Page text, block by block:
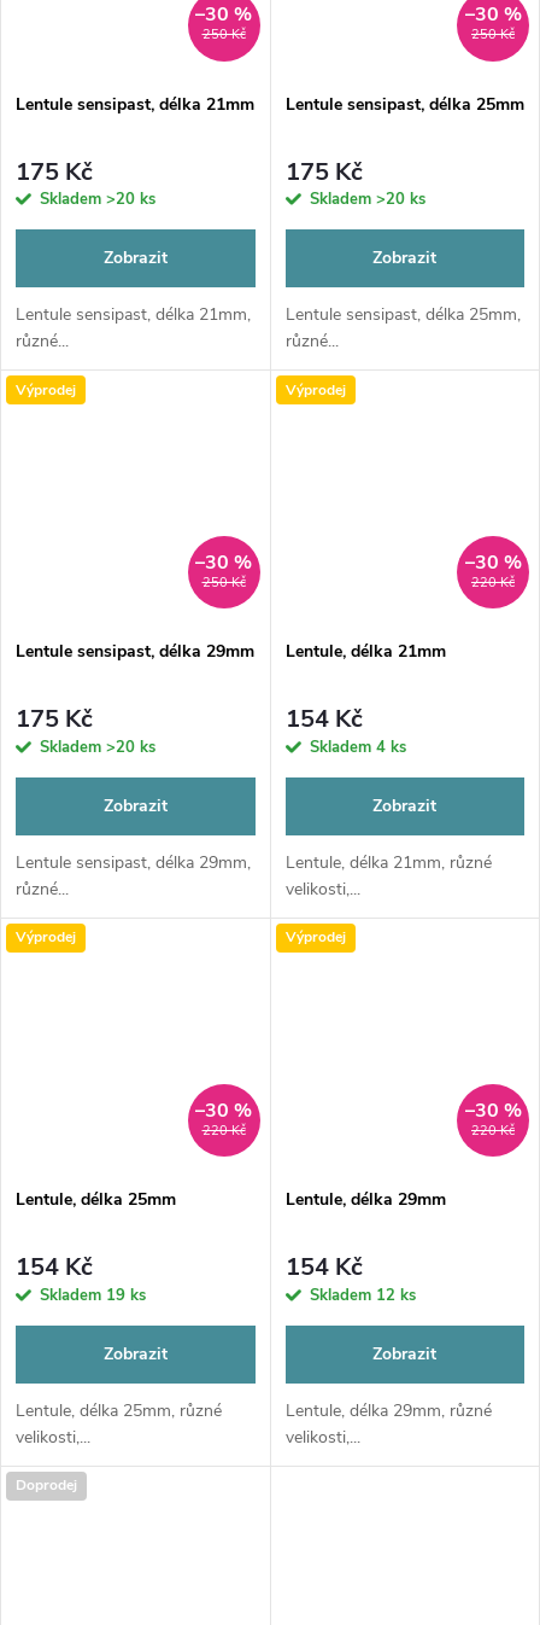
250 Kč
–30 %
Lentule sensipast, délka 21mm
175 Kč
Skladem >20 ks
Zobrazit
Lentule sensipast, délka 21mm,
různé...
250 Kč
–30 %
Lentule sensipast, délka 25mm
175 Kč
Skladem >20 ks
Zobrazit
Lentule sensipast, délka 25mm,
různé...
Výprodej
250 Kč
–30 %
Lentule sensipast, délka 29mm
175 Kč
Skladem >20 ks
Zobrazit
Lentule sensipast, délka 29mm,
různé...
Výprodej
220 Kč
–30 %
Lentule, délka 21mm
154 Kč
Skladem 4 ks
Zobrazit
Lentule, délka 21mm, různé
velikosti,...
Výprodej
220 Kč
–30 %
Lentule, délka 25mm
154 Kč
Skladem 19 ks
Zobrazit
Lentule, délka 25mm, různé
velikosti,...
Výprodej
220 Kč
–30 %
Lentule, délka 29mm
154 Kč
Skladem 12 ks
Zobrazit
Lentule, délka 29mm, různé
velikosti,...
Doprodej